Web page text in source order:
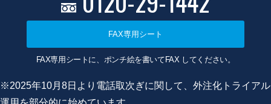
FAX専用シート
FAX専用シートに、ポンチ絵を書いてFAX してください。
※2025年10月8日より電話取次ぎに関して、外注化トライアル